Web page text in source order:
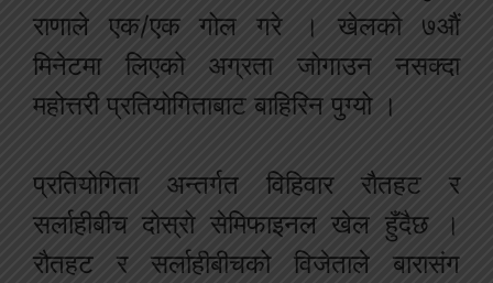
राणाले एक/एक गोल गरे । खेलको ७औं
मिनेटमा लिएको अग्रता जोगाउन नसक्दा
महोत्तरी प्रतियोगिताबाट बाहिरिन पुग्यो ।
प्रतियोगिता अन्तर्गत विहिवार रौतहट र
सर्लाहीबीच दोस्रो सेमिफाइनल खेल हुँदैछ ।
रौतहट र सर्लाहीबीचको विजेताले बारासंग